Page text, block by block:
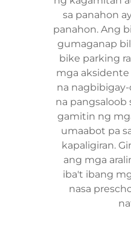
sa panahon
panahon. Ang
gumaganap
bike parking
mga
na
na pangsaloob
gamitin ng
umaabot pa
kapaligiran.
ang mga
iba't ibang
nasa